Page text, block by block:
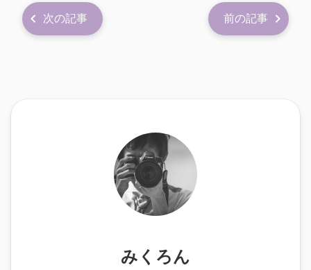
次の記事 前の記事
みくろん